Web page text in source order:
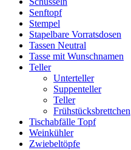
Senftopf
Stempel
Stapelbare Vorratsdosen
Tassen Neutral
Tasse mit Wunschnamen
Teller
Unterteller
Suppenteller
Teller
Frühstücksbrettchen
Tischabfälle Topf
Weinkühler
Zwiebeltöpfe